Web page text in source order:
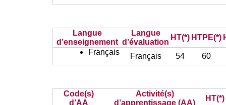
Langue
d’enseignement
Langue
d’évaluation
HT(*) HTPE(*)
Français
Français 54 60
Code(s)
d’AA
Activité(s)
d’apprentissage (AA)
HT(*)